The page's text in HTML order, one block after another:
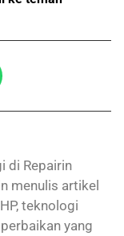
di Repairin
menulis artikel
teknologi
yang